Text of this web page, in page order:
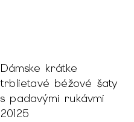
Dámske krátke
trblietavé béžové šaty
s padavými rukávmi
20125